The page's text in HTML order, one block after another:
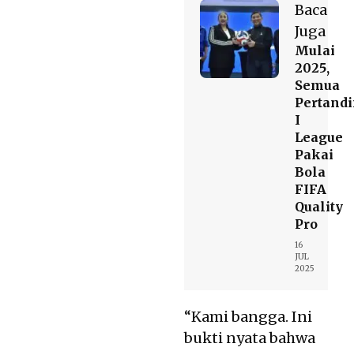
Baca
Juga
Mulai
2025,
Semua
I
League
Pakai
Bola
FIFA
Quality
Pro
16
JUL
2025
“Kami bangga. Ini
bukti nyata bahwa